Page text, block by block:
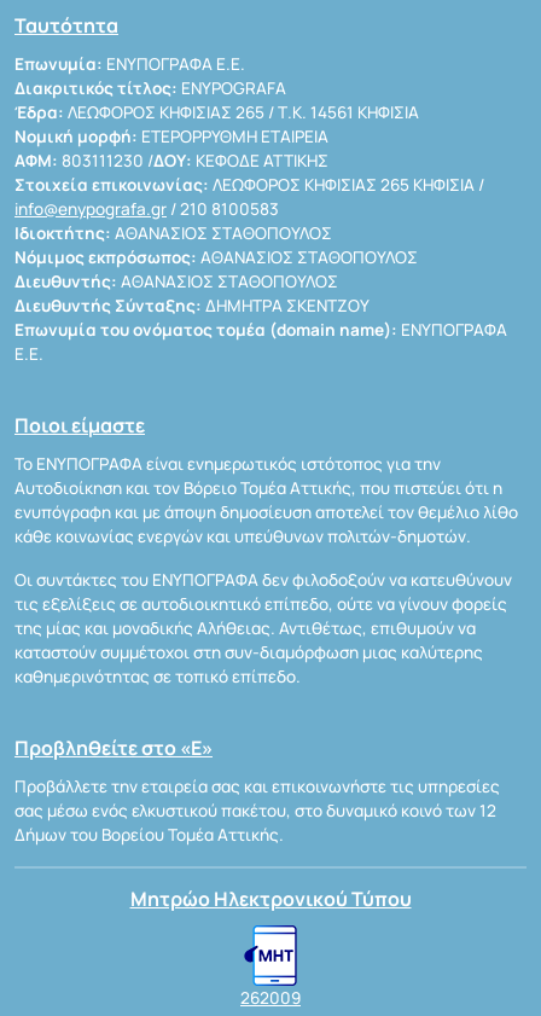
Ταυτότητα
Επωνυμία: ΕΝΥΠΟΓΡΑΦΑ Ε.Ε.
Διακριτικός τίτλος: ENYPOGRAFA
Έδρα: ΛΕΩΦΟΡΟΣ ΚΗΦΙΣΙΑΣ 265 / Τ.Κ. 14561 ΚΗΦΙΣΙΑ
Νομική μορφή: ΕΤΕΡΟΡΡΥΘΜΗ ΕΤΑΙΡΕΙΑ
ΑΦΜ: 803111230 /ΔΟΥ: ΚΕΦΟΔΕ ΑΤΤΙΚΗΣ
Στοιχεία επικοινωνίας: ΛΕΩΦΟΡΟΣ ΚΗΦΙΣΙΑΣ 265 ΚΗΦΙΣΙΑ /
info@enypografa.gr / 210 8100583
Ιδιοκτήτης: ΑΘΑΝΑΣΙΟΣ ΣΤΑΘΟΠΟΥΛΟΣ
Νόμιμος εκπρόσωπος: ΑΘΑΝΑΣΙΟΣ ΣΤΑΘΟΠΟΥΛΟΣ
Διευθυντής: ΑΘΑΝΑΣΙΟΣ ΣΤΑΘΟΠΟΥΛΟΣ
Διευθυντής Σύνταξης: ΔΗΜΗΤΡΑ ΣΚΕΝΤΖΟΥ
Επωνυμία του ονόματος τομέα (domain name): ΕΝΥΠΟΓΡΑΦΑ
Ε.Ε.
Ποιοι είμαστε
Το ΕΝΥΠΟΓΡΑΦΑ είναι ενημερωτικός ιστότοπος για την
Αυτοδιοίκηση και τον Βόρειο Τομέα Αττικής, που πιστεύει ότι η
ενυπόγραφη και με άποψη δημοσίευση αποτελεί τον θεμέλιο λίθο
κάθε κοινωνίας ενεργών και υπεύθυνων πολιτών-δημοτών.
Οι συντάκτες του ΕΝΥΠΟΓΡΑΦΑ δεν φιλοδοξούν να κατευθύνουν
τις εξελίξεις σε αυτοδιοικητικό επίπεδο, ούτε να γίνουν φορείς
της μίας και μοναδικής Αλήθειας. Αντιθέτως, επιθυμούν να
καταστούν συμμέτοχοι στη συν-διαμόρφωση μιας καλύτερης
καθημερινότητας σε τοπικό επίπεδο.
Προβληθείτε στο «Ε»
Προβάλλετε την εταιρεία σας και επικοινωνήστε τις υπηρεσίες
σας μέσω ενός ελκυστικού πακέτου, στο δυναμικό κοινό των 12
Δήμων του Βορείου Τομέα Αττικής.
Μητρώο Ηλεκτρονικού Τύπου
262009